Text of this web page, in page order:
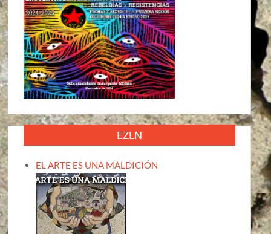
EZLN
EL ARTE ES UNA MALDICIÓN